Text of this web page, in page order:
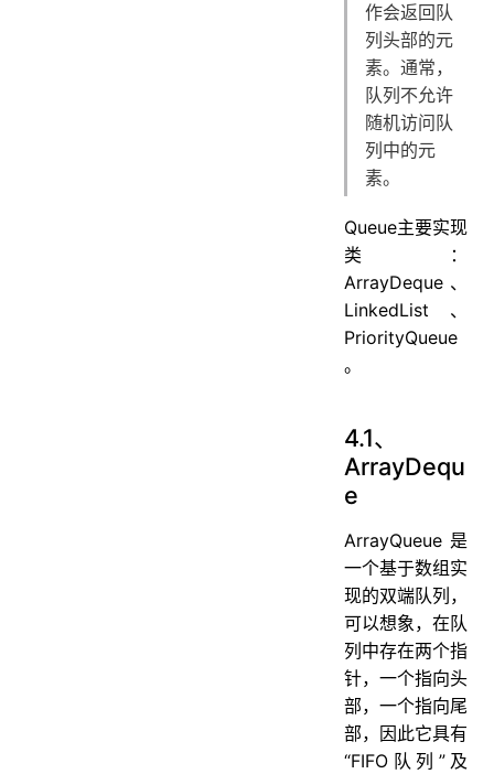
作会返回队
列头部的元
素。通常，
队列不允许
随机访问队
列中的元
素。
Queue主要实现
类：
ArrayDeque、
LinkedList、
PriorityQueue
。
4.1、
ArrayDequ
e
ArrayQueue是
一个基于数组实
现的双端队列，
可以想象，在队
列中存在两个指
针，一个指向头
部，一个指向尾
部，因此它具有
“FIFO队列”及